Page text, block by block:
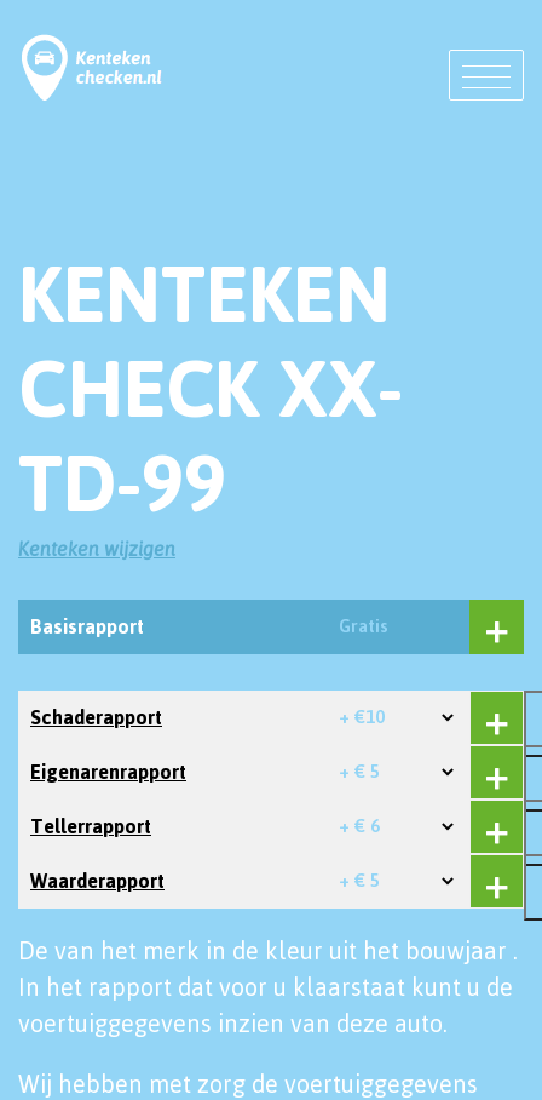
KENTEKEN
CHECK XX-
TD-99
Kenteken wijzigen
Basisrapport Gratis
Schaderapport + €10
Eigenarenrapport + € 5
Tellerrapport + € 6
Waarderapport + € 5
De van het merk in de kleur uit het bouwjaar .
In het rapport dat voor u klaarstaat kunt u de
voertuiggegevens inzien van deze auto.
Wij hebben met zorg de voertuiggegevens